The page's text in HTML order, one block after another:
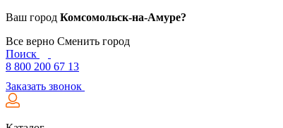
Ваш город Комсомольск-на-Амуре?
Все верно Сменить город
Поиск
8 800 200 67 13
Заказать звонок